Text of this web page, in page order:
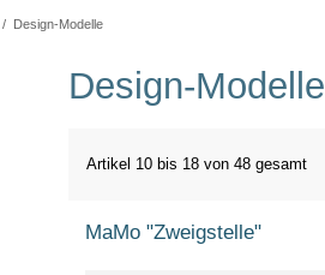
/ Design-Modelle
Design-Modelle
Artikel 10 bis 18 von 48 gesamt
MaMo "Zweigstelle"